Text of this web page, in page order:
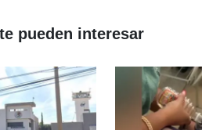
pueden interesar